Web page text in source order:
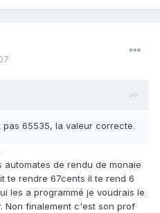
pas 65535, la valeur correcte.
de rendu de monaie
te rendre 67cents il te rend 6
les a programmé je voudrais le
Non finalement c'est son prof